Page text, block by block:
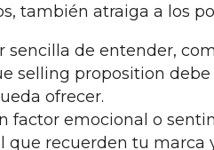
también atraiga a los
sencilla de entender,
selling proposition
ofrecer.
factor emocional o
que recuerden tu marca